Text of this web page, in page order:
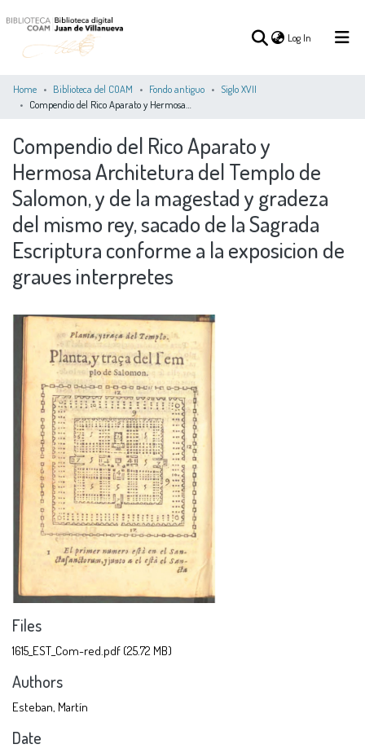
Log In (current)
COMMUNITIES
COLLECTIONS
ALL OF DSPACE
Home Biblioteca del COAM Fondo antiguo
Siglo XVII
Compendio del Rico Aparato y
Hermosa Architetura del Templo de
Salomon, y de la magestad y gradeza
del mismo rey, sacado de la Sagrada
Escriptura conforme a la exposicion de
graues interpretes
Files
1615_EST_Com-red.pdf (25.72 MB)
Authors
Esteban, Martín
Date